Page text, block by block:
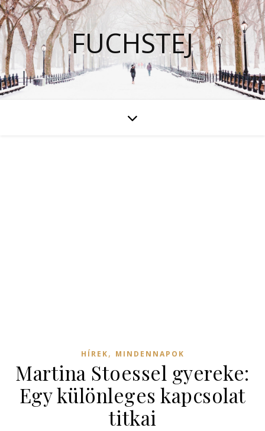
FUCHSTEJ
HÍREK, MINDENNAPOK
Martina Stoessel gyereke:
Egy különleges kapcsolat
titkai